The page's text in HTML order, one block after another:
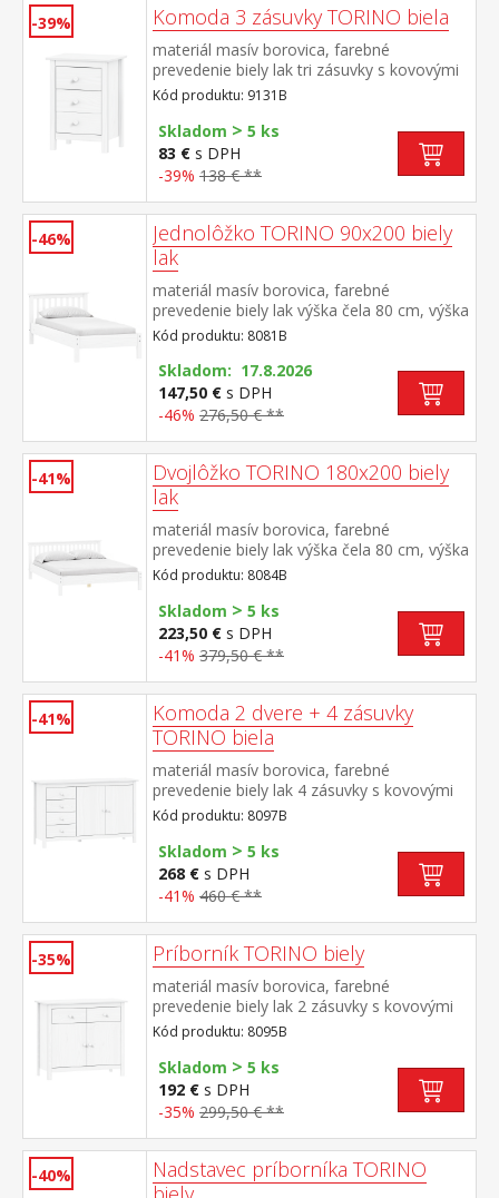
-39% Komoda 3 zásuvky TORINO biela
materiál masív borovica, farebné
prevedenie biely lak tri zásuvky s kovovými
pojazdmi
Kód produktu: 9131B
Skladom > 5 ks
83 € s DPH
-39% 138 € **
-46%
Jednolôžko TORINO 90x200 biely
lak
materiál masív borovica, farebné
prevedenie biely lak výška čela 80 cm, výška
sedu 38 cm, cena bez roštu a matraca
minimálna odporúčaná výška matraca 15
cm odporúčaný rozmer matraca 90 × 200
cm a rošt R1 odporúčaná nosnosť do 120
kg
Kód produktu: 8081B
Skladom: 17.8.2026
147,50 € s DPH
-46% 276,50 € **
-41%
Dvojlôžko TORINO 180x200 biely
lak
materiál masív borovica, farebné
prevedenie biely lak výška čela 80 cm, výška
sedu 38 cm, cena bez roštu a
matraca minimálna odporúčaná výška
matraca 15 cm odporúčaný rozmer
matraca 180 × 200 cm alebo 2 kusy 90 ×
200 cm a rošt R4 alebo 2 kusy
R1 odporúčaná nosnosť do 120 kg na
každej polovici postele
Kód produktu: 8084B
Skladom > 5 ks
223,50 € s DPH
-41% 379,50 € **
-41%
Komoda 2 dvere + 4 zásuvky
TORINO biela
materiál masív borovica, farebné
prevedenie biely lak 4 zásuvky s kovovými
pojazdmi, 2 plné dvere, 1 polica
Kód produktu: 8097B
Skladom > 5 ks
268 € s DPH
-41% 460 € **
-35% Príborník TORINO biely
materiál masív borovica, farebné
prevedenie biely lak 2 zásuvky s kovovými
pojazdmi, 2 plné dvere, 1 polica vhodný
doplnok nadstavec 8096B
Kód produktu: 8095B
Skladom > 5 ks
192 € s DPH
-35% 299,50 € **
-40%
Nadstavec príborníka TORINO